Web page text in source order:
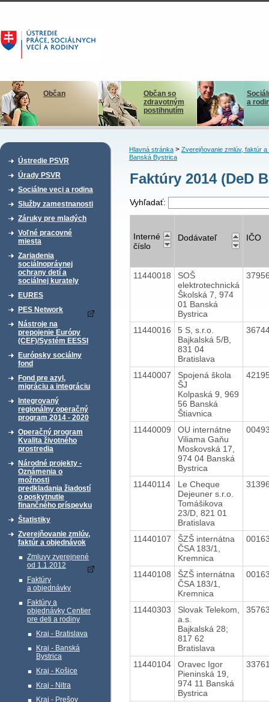
Občan
Občan so
zdravotným
postihnutím
a
Ústredie PSVR
Úrady PSVR
Sociálne veci a rodina
Služby zamestnanosti
Záruky pre mladých
Voľné pracovné
miesta
Zariadenia
sociálnoprávnej
ochrany detí a
sociálnej kurately
EURES
PES Network
Nástroje na
prepojenie Európy
(CEF)/Systém EESSI
Európsky sociálny
fond
Fond pre azyl,
migráciu a integráciu
Integrovaný
regionálny operačný
program 2014 - 2020
Operačný program
Kvalita životného
prostredia
Národné projekty -
Oznámenia o
možnosti
predkladania žiadostí
o poskytnutie
finančného príspevku
Štatistiky
Zverejňovanie zmlúv,
faktúr a objednávok
Zmluvy zverejnené
od 1.1.2012
Faktúry
a objednávky
Faktúry a
objednávky Centier
pre deti a rodiny
Kraj - Bratislava
Kraj - Banská
Bystrica
Kraj - Košice
Kraj - Nitra
Kraj - Prešov
Hlavná stránka> Zverejňovanie zmlúv, faktúr a
Banská Bystrica
Faktúry 2014 (DeD
Vyhľadať:
Interné
číslo
Dodávateľ IČO
11440018
SOŠ
elektrotechnická
Školská 7, 974
01 Banská
Bystrica
11440016
5 S, s.r.o.
Bajkalská 5/B,
831 04
Bratislava
11440007
Spojená škola
ŠJ
Kolpaská 9, 969
56 Banská
Štiavnica
11440009
OU internátne
Viliama Gaňu
Moskovská 17,
974 04 Banská
Bystrica
11440114
Le Cheque
Dejeuner s.r.o.
Tomášikova
23/D, 821 01
Bratislava
11440107
ŠZŠ internátna
ČSA 183/1,
Kremnica
11440108
ŠZŠ internátna
ČSA 183/1,
Kremnica
11440303
Slovak Telekom,
a.s.
Bajkalská 28;
817 62
Bratislava
11440104
Oravec Igor
Pieninská 19,
974 11 Banská
Bystrica